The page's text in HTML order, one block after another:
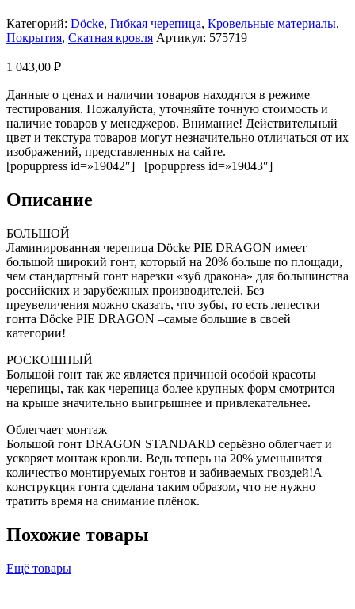
Категорий: Döcke, Гибкая черепица, Кровельные материалы,
Покрытия, Скатная кровля Артикул: 575719
1 043,00 ₽
Данные о ценах и наличии товаров находятся в режиме
тестирования. Пожалуйста, уточняйте точную стоимость и
наличие товаров у менеджеров. Внимание! Действительный
цвет и текстура товаров могут незначительно отличаться от их
изображений, представленных на сайте.
[popuppress id=»19042″] [popuppress id=»19043″]
Описание
БОЛЬШОЙ
Ламинированная черепица Dӧcke PIE DRAGON имеет
большой широкий гонт, который на 20% больше по площади,
чем стандартный гонт нарезки «зуб дракона» для большинства
российских и зарубежных производителей. Без
преувеличения можно сказать, что зубы, то есть лепестки
гонта Dӧcke PIE DRAGON –самые большие в своей
категории!
РОСКОШНЫЙ
Большой гонт так же является причиной особой красоты
черепицы, так как черепица более крупных форм смотрится
на крыше значительно выигрышнее и привлекательнее.
Облегчает монтаж
Большой гонт DRAGON STANDARD серьёзно облегчает и
ускоряет монтаж кровли. Ведь теперь на 20% уменьшится
количество монтируемых гонтов и забиваемых гвоздей!А
конструкция гонта сделана таким образом, что не нужно
тратить время на снимание плёнок.
Похожие товары
Ещё товары